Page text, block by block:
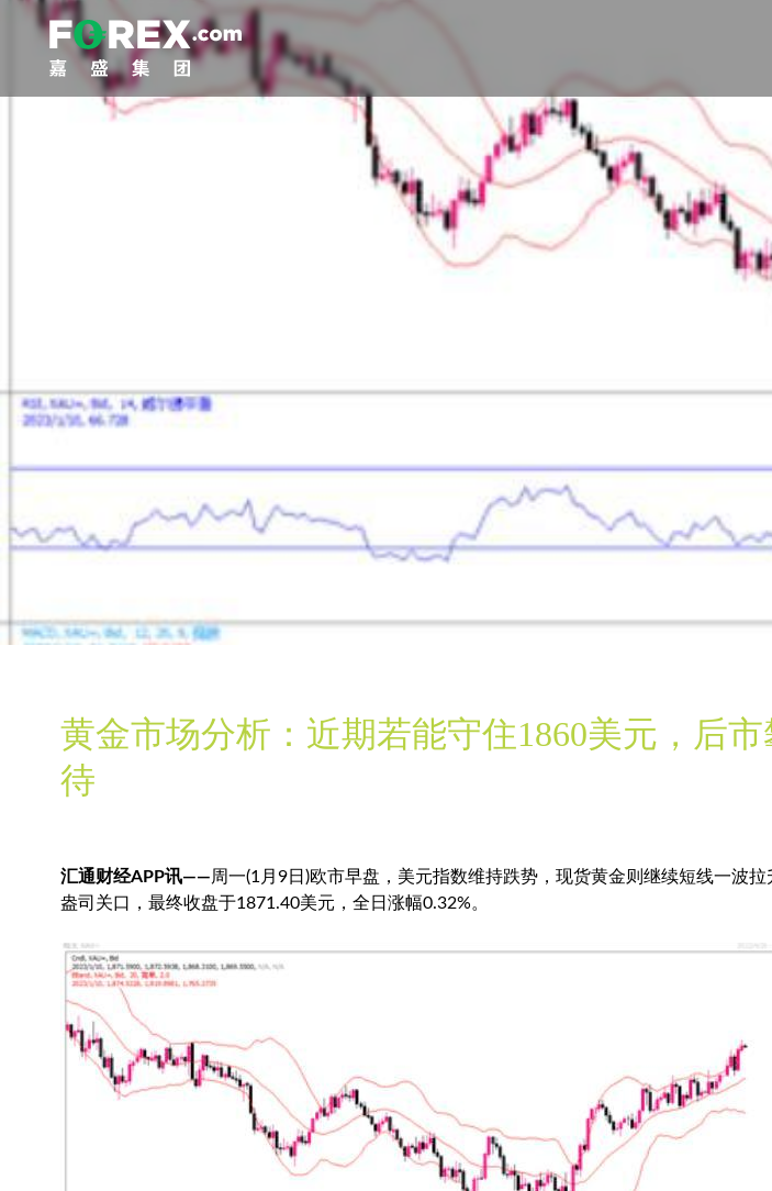
黄金市场分析：近期若能守住1860美元，后
待
汇通财经APP讯——周一(1月9日)欧市早盘， 美元指数维持跌势， 现货黄金则继续短线一波
盎司关口，最终收盘于1871.40美元，全日涨幅0.32%。